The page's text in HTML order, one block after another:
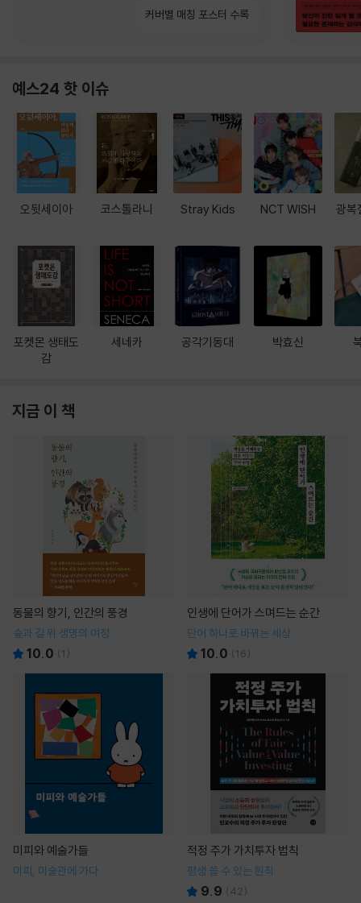
커버별 매칭 포스터 수록
예스24 핫 이슈
오뒷세이아
포켓몬 생태도
감
코스톨라니
세네카
Stray Kids
공각기동대
NCT WISH
박효신
광복
지금 이 책
동물의 향기, 인간의 풍경
숲과 길 위 생명의 여정
10.0 (1 )
인생에 단어가 스며드는 순간
단어 하나로 바뀌는 세상
10.0 (16)
미피와 예술가들
미피, 미술관에 가다
적정 주가 가치투자 법칙
평생 쓸 수 있는 원칙
9.9 (42)